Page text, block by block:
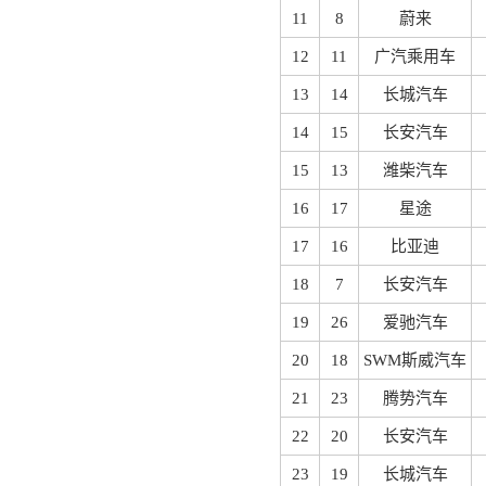
11 8 蔚来
12 11 广汽乘用车
13 14 长城汽车
14 15 长安汽车
15 13 潍柴汽车
16 17 星途
17 16 比亚迪
18 7 长安汽车
19 26 爱驰汽车
20 18 SWM斯威汽车
21 23 腾势汽车
22 20 长安汽车
23 19 长城汽车